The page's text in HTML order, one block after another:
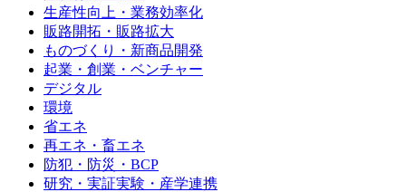
生産性向上・業務効率化
販路開拓・販路拡大
ものづくり・新商品開発
起業・創業・ベンチャー
デジタル
環境
省エネ
再エネ・畜エネ
防犯・防災・BCP
研究・実証実験・産学連携